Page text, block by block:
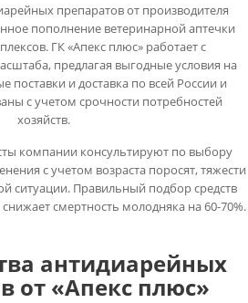
препаратов от производителя
пополнение ветеринарной аптечки
ГК «Апекс плюс» работает с
предлагая выгодные условия на
поставки и доставка по всей России и
с учетом срочности потребностей
хозяйств.
компании консультируют по выбору
с учетом возраста поросят, тяжести
ситуации. Правильный подбор средств
смертность молодняка на 60-70%.
антидиарейных
от «Апекс плюс»